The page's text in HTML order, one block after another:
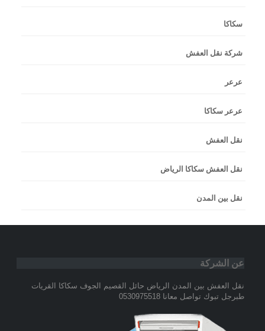
سكاكا
شركة نقل العفش
عرعر
عرعر سكاكا
نقل العفش
نقل العفش سكاكا الرياض
نقل بين المدن
عن الشركة
نقل العفش بين المدن الرياض حائل القصيم الجوف سكاكا القريات
طبرجل تبوك تواصل معانا 0530975518